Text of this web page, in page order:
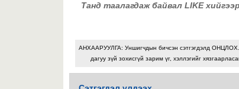
Танд таалагдаж байвал LIKE
АНХААРУУЛГА: Уншигчдын бичсэн сэтгэгдэлд
дагуу зүй зохисгүй зарим үг, хэллэгийг